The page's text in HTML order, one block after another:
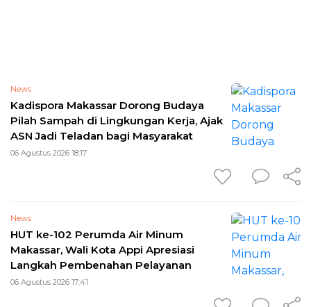
News
Kadispora Makassar Dorong Budaya
Pilah Sampah di Lingkungan Kerja, Ajak
ASN Jadi Teladan bagi Masyarakat
06 Agustus 2026 18:17
News
HUT ke-102 Perumda Air Minum
Makassar, Wali Kota Appi Apresiasi
Langkah Pembenahan Pelayanan
06 Agustus 2026 17:41